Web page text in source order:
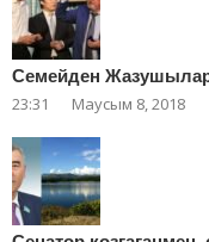
Cемейден
23:31 Маусым 8, 2018